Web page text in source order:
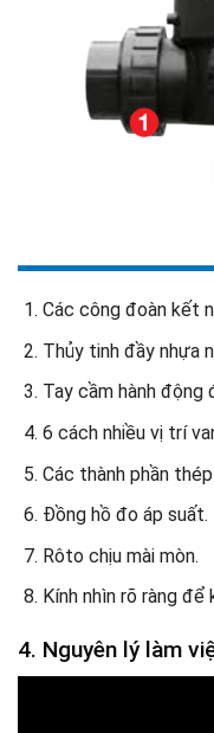
Các công đoàn kết
Thủy tinh đầy nhựa
Tay cầm hành động
6 cách nhiều vị trí
Các thành phần
Đồng hồ đo áp suất.
Rôto chịu mài mòn.
Kính nhìn rõ ràng
4. Nguyên lý làm